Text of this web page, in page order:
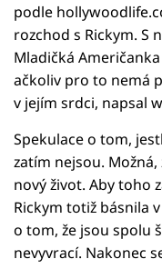
podle
rozchod s Rickym. S
Mladičká
ačkoliv pro to nemá
v jejím srdci, napsal
Spekulace o tom,
zatím nejsou.
nový život. Aby toho
Rickym totiž básnila
o tom, že jsou spolu
nevyvrací. Nakonec